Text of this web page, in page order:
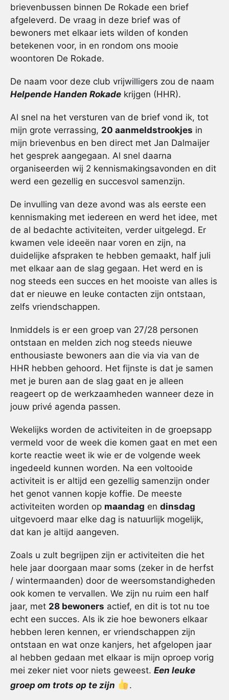
brievenbussen binnen De Rokade een brief
afgeleverd. De vraag in deze brief was of
bewoners met elkaar iets wilden of konden
betekenen voor, in en rondom ons mooie
woontoren De Rokade.
De naam voor deze club vrijwilligers zou de naam
Helpende Handen Rokade krijgen (HHR).
Al snel na het versturen van de brief vond ik, tot
mijn grote verrassing, 20 aanmeldstrookjes in
mijn brievenbus en ben direct met Jan Dalmaijer
het gesprek aangegaan. Al snel daarna
organiseerden wij 2 kennismakingsavonden en dit
werd een gezellig en succesvol samenzijn.
De invulling van deze avond was als eerste een
kennismaking met iedereen en werd het idee, met
de al bedachte activiteiten, verder uitgelegd. Er
kwamen vele ideeën naar voren en zijn, na
duidelijke afspraken te hebben gemaakt, half juli
met elkaar aan de slag gegaan. Het werd en is
nog steeds een succes en het mooiste van alles is
dat er nieuwe en leuke contacten zijn ontstaan,
zelfs vriendschappen.
Inmiddels is er een groep van 27/28 personen
ontstaan en melden zich nog steeds nieuwe
enthousiaste bewoners aan die via via van de
HHR hebben gehoord. Het fijnste is dat je samen
met je buren aan de slag gaat en je alleen
reageert op de werkzaamheden wanneer deze in
jouw privé agenda passen.
Wekelijks worden de activiteiten in de groepsapp
vermeld voor de week die komen gaat en met een
korte reactie weet ik wie er de volgende week
ingedeeld kunnen worden. Na een voltooide
activiteit is er altijd een gezellig samenzijn onder
het genot vannen kopje koffie. De meeste
activiteiten worden op maandag en dinsdag
uitgevoerd maar elke dag is natuurlijk mogelijk,
dat kan je altijd aangeven.
Zoals u zult begrijpen zijn er activiteiten die het
hele jaar doorgaan maar soms (zeker in de herfst
/ wintermaanden) door de weersomstandigheden
ook komen te vervallen. We zijn nu ruim een half
jaar, met 28 bewoners actief, en dit is tot nu toe
echt een succes. Als ik zie hoe bewoners elkaar
hebben leren kennen, er vriendschappen zijn
ontstaan en wat onze kanjers, het afgelopen jaar
al hebben gedaan met elkaar is mijn oproep vorig
mei zeker niet voor niets geweest. Een leuke
groep om trots op te zijn
.